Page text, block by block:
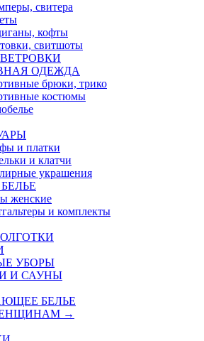
свитера
кофты
свитшоты
ОДЕЖДА
брюки, трико
костюмы
и платки
и клатчи
украшения
женские
и комплекты
УБОРЫ
И САУНЫ
БЕЛЬЕ
→